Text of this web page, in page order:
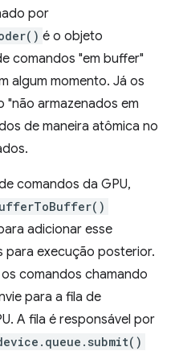
por
é o objeto
comandos "em buffer"
algum momento. Já os
"não armazenados em
de maneira atômica no
comandos da GPU,
adicionar esse
para execução posterior.
comandos chamando
para a fila de
A fila é responsável por